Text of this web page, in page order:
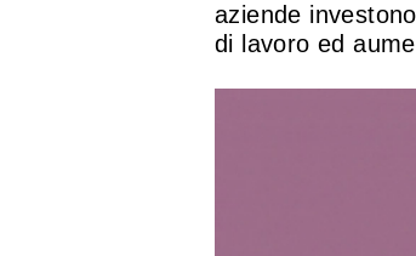
aziende
di lavoro ed